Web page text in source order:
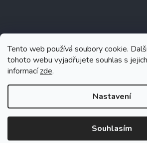
Tento web používá soubory cookie.
tohoto webu vyjadřujete souhlas s
informacízde.
Nastavení
Souhlasím
Sledovat na Instagramu
Vytvořil Shoptet